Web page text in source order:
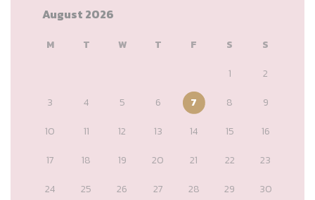
August 2026
M T W T F S
S
1
2
3
4 5 6 7 8
9
10
11 12 13 14 15
16
17
18 19 20 21 22
23
24
25 26 27 28 29
30